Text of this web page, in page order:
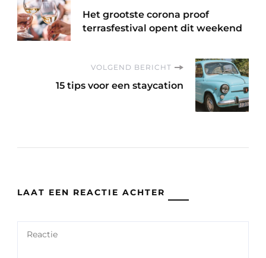
Het grootste corona proof
terrasfestival opent dit weekend
VOLGEND BERICHT
15 tips voor een staycation
LAAT EEN REACTIE ACHTER